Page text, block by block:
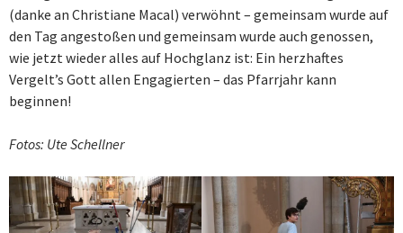
(danke an Christiane Macal) verwöhnt – gemeinsam wurde auf
den Tag angestoßen und gemeinsam wurde auch genossen,
wie jetzt wieder alles auf Hochglanz ist: Ein herzhaftes
Vergelt’s Gott allen Engagierten – das Pfarrjahr kann
beginnen!
Fotos: Ute Schellner